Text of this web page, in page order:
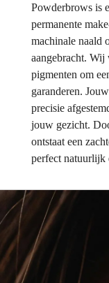
Powderbrows is
permanente
machinale naald
aangebracht.
pigmenten om
garanderen.
precisie
jouw gezicht.
ontstaat een
perfect natuurlijk